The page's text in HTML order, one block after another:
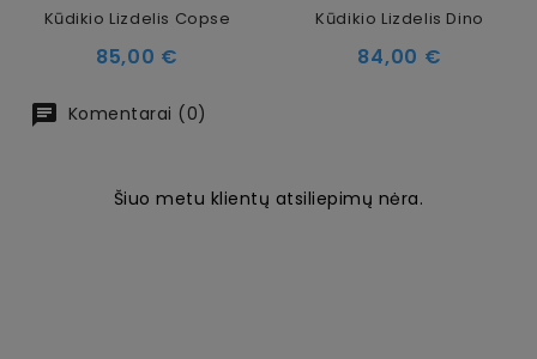
Kūdikio Lizdelis Copse
Kaina
85,00 €
Kūdikio Lizdelis Dino
Kaina
84,00 €
Komentarai (0)
Šiuo metu klientų atsiliepimų nėra.